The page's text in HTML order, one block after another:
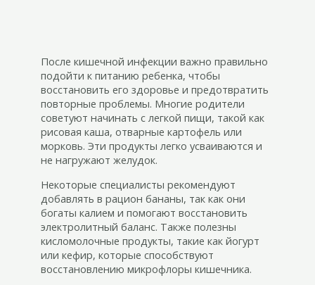
После кишечной инфекции важно правильно
подойти к питанию ребенка, чтобы
восстановить его здоровье и предотвратить
повторные проблемы. Многие родители
советуют начинать с легкой пищи, такой как
рисовая каша, отварные картофель или
морковь. Эти продукты легко усваиваются и
не нагружают желудок.
Некоторые специалисты рекомендуют
добавлять в рацион бананы, так как они
богаты калием и помогают восстановить
электролитный баланс. Также полезны
кисломолочные продукты, такие как йогурт
или кефир, которые способствуют
восстановлению микрофлоры кишечника.